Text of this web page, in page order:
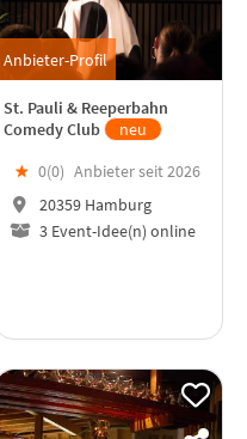
Anbieter-Profil
St. Pauli & Reeperbahn
Comedy Club
neu
★ 0(0) Anbieter seit 2026
20359 Hamburg
3 Event-Idee(n) online